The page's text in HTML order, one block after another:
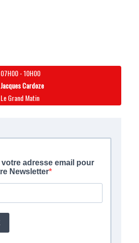
07H00-10H00
Jacques Cardoze
Le Grand Matin